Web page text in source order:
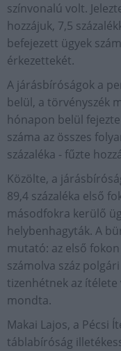
színvonalú volt.
hozzájuk, 7,5
befejezett ügyek
érkezettekét.
A járásbíróságok a
belül, a törvényszék
hónapon belül
száma az összes
százaléka - fűzte
Közölte, a
89,4 százaléka első
másodfokra kerülő
helybenhagyták. A
mutató: az első
számolva száz
tizenhétnek az
mondta.
Makai Lajos, a Pécsi
táblabíróság